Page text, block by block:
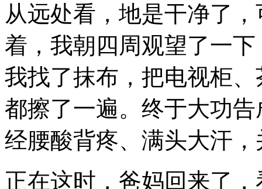
从远处看，地是干净了
着，我朝四周观望了一
我找了抹布，把电视柜
都擦了一遍。终于大功
经腰酸背疼、满头大汗
正在这时，爸妈回来了